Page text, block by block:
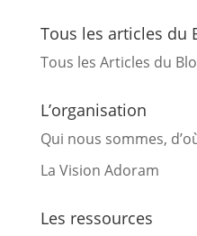
Tous les articles du
Tous les Articles du
L’organisation
Qui nous sommes,
La Vision Adoram
Les ressources